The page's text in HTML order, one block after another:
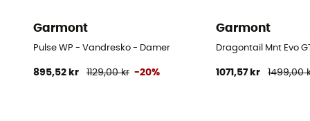
Garmont
Pulse WP - Vandresko - Damer
895,52 kr 1129,00 kr -20%
Garmont
Dragontail Mnt Evo
1071,57 kr 1499,00